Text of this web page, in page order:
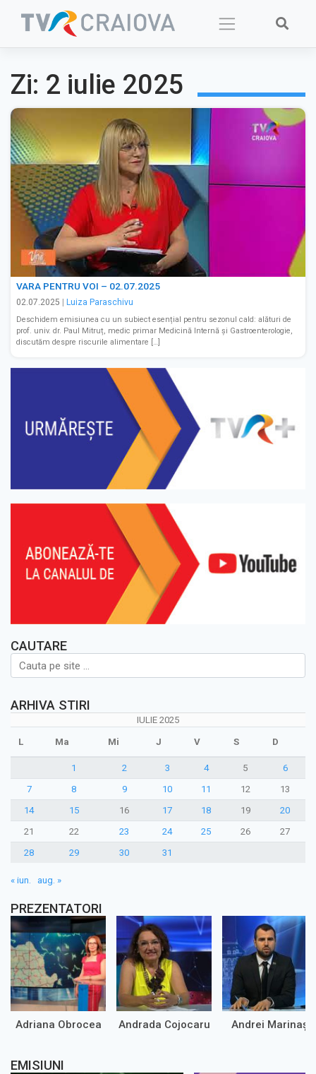
Zi: 2 iulie 2025
VARA PENTRU VOI – 02.07.2025
02.07.2025 Luiza Paraschivu
Deschidem emisiunea cu un subiect esențial pentru sezonul cald: alături de
prof. univ. dr. Paul Mitruț, medic primar Medicină Internă și Gastroenterologie,
discutăm despre riscurile alimentare […]
CAUTARE
ARHIVA STIRI
IULIE 2025
L Ma Mi J V S D
1 2 3 4 5
6
7
8 9 10 11 12
13
14
15 16 17 18 19
20
21
22 23 24 25 26
27
28
29 30 31
« iun. aug. »
PREZENTATORI
Adriana Obrocea Andrada Cojocaru Andrei Marinaș
EMISIUNI